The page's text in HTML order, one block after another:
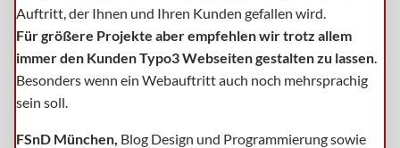
Auftritt, der Ihnen und Ihren Kunden gefallen wird.
Für größere Projekte aber empfehlen wir trotz allem
immer den Kunden Typo3 Webseiten gestalten zu lassen.
Besonders wenn ein Webauftritt auch noch mehrsprachig
sein soll.
FSnD München, Blog Design und Programmierung sowie